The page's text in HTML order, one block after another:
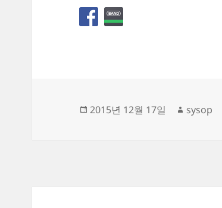
작
2015년 12월 17일
글
sysop